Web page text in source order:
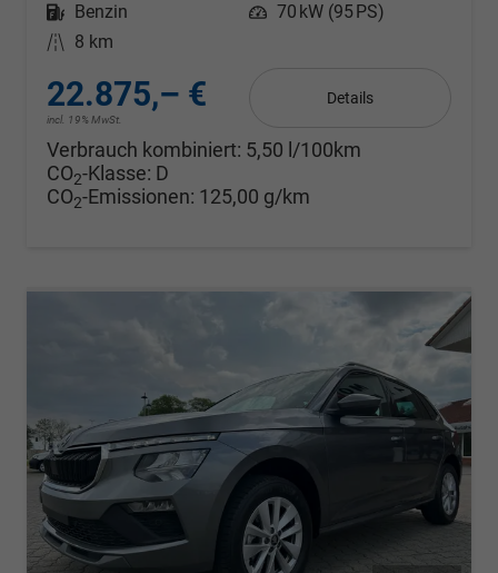
Kraftstoff
Benzin Leistung 70 kW (95 PS)
Kilometerstand 8 km
22.875,– €
incl. 19% MwSt.
Details
Verbrauch kombiniert: 5,50 l/100km
CO2-Klasse: D
CO2-Emissionen: 125,00 g/km